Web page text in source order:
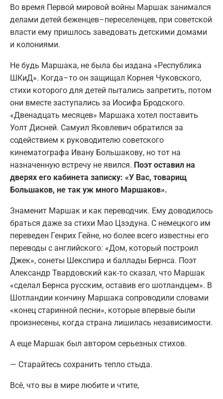
Во время Первой мировой войны Маршак занимался
делами детей беженцев–переселенцев, при советской
власти ему пришлось заведовать детскими домами
и колониями.
Не будь Маршака, не была бы издана «Республика
ШКиД». Когда–то он защищал Корнея Чуковского,
стихи которого для детей пытались запретить, потом
они вместе заступались за Иосифа Бродского.
«Двенадцать месяцев» Маршака хотел поставить
Уолт Дисней. Самуил Яковлевич обратился за
содействием к руководителю советского
кинематографа Ивану Большакову, но тот на
назначенную встречу не явился. Поэт оставил на
дверях его кабинета записку: «У Вас, товарищ
Большаков, не так уж много Маршаков».
Знаменит Маршак и как переводчик. Ему доводилось
браться даже за стихи Мао Цзэдуна. С немецкого им
переведен Генрих Гейне, но более всего известны его
переводы с английского: «Дом, который построил
Джек», сонеты Шекспира и баллады Бернса. Поэт
Александр Твардовский как-то сказал, что Маршак
«сделал Бернса русским, оставив его шотландцем». В
Шотландии кончину Маршака сопроводили словами
«конец старинной песни», которые впервые были
произнесены, когда страна лишилась независимости.
А еще Маршак был автором серьезных стихов.
— Старайтесь сохранить тепло стыда.
Всё, что вы в мире любите и чтите,